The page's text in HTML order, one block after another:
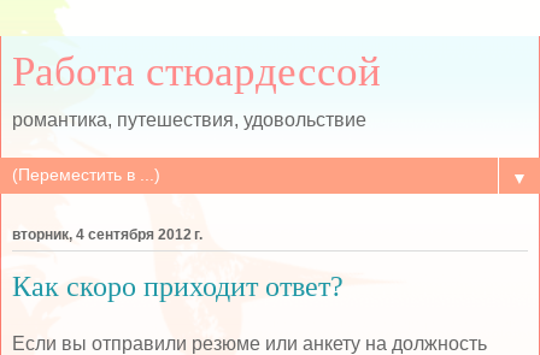
Работа стюардессой
романтика, путешествия, удовольствие
▼
вторник, 4 сентября 2012 г.
Как скоро приходит ответ?
Если вы отправили резюме или анкету на должность